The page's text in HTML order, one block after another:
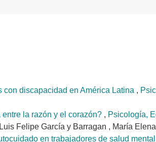
discapacidad en América Latina ,
la razón y el corazón? , Psicología,
Felipe García y Barragan , María
en trabajadores de salud